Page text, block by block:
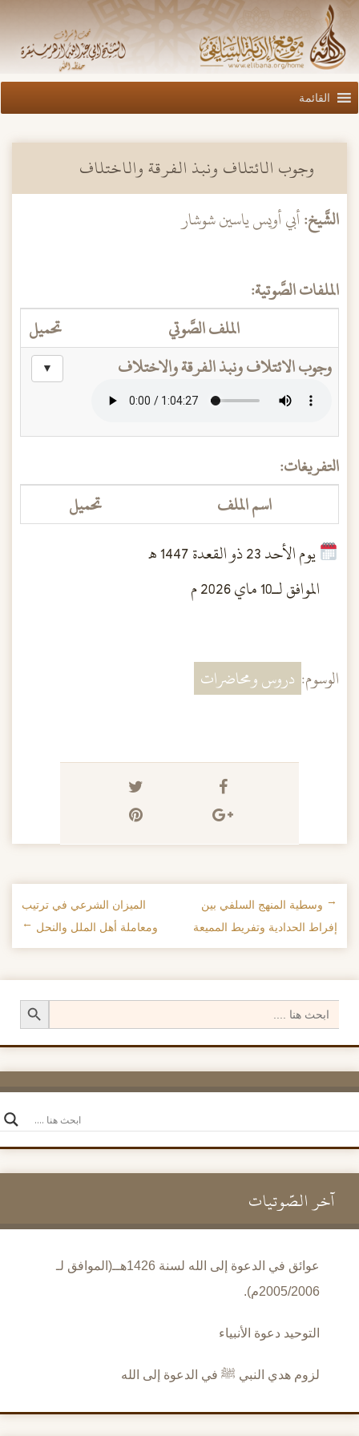
القائمة
وجوب الائتلاف ونبذ الفرقة والاختلاف
الشَّيخ:أبي أويس ياسين شوشار
الملفات الصَّوتية:
الملف الصَّوتي
تحميل
وجوب الائتلاف ونبذ الفرقة والاختلاف
▼
التفريغات:
اسم الملف
تحميل
يوم الأحد 23 ذو القعدة 1447 هـ
الموافق لـ10 ماي 2026 م
الوسوم: دروس ومحاضرات
تصفح الإدراجات
← وسطية المنهج السلفي بين
إفراط الحدادية وتفريط المميعة
الميزان الشرعي في ترتيب
ومعاملة أهل الملل والنحل →
for:
Search Button
آخر الصَّوتيات
عوائق في الدعوة إلى الله لسنة 1426هــ(الموافق لـ
2005/2006م).
التوحيد دعوة الأنبياء
لزوم هدي النبي ﷺ في الدعوة إلى الله